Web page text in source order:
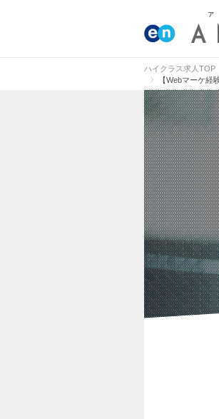
ハイクラス求人TOP
【Webマーケ